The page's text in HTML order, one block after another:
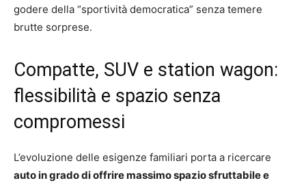
godere della “sportività democratica” senza temere
brutte sorprese.
Compatte, SUV e station wagon:
flessibilità e spazio senza
compromessi
L’evoluzione delle esigenze familiari porta a ricercare
auto in grado di offrire massimo spazio sfruttabile e